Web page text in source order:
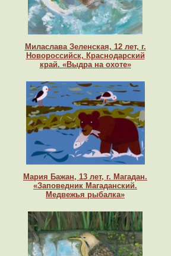
Миласлава Зеленская, 12 лет, г.
Новороссийск, Краснодарский
край. «Выдра на охоте»
Мария Бажан, 13 лет, г. Магадан.
«Заповедник Магаданский.
Медвежья рыбалка»